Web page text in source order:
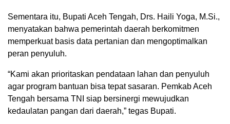
Sementara itu, Bupati Aceh Tengah, Drs. Haili Yoga, M.Si.,
menyatakan bahwa pemerintah daerah berkomitmen
memperkuat basis data pertanian dan mengoptimalkan
peran penyuluh.
“Kami akan prioritaskan pendataan lahan dan penyuluh
agar program bantuan bisa tepat sasaran. Pemkab Aceh
Tengah bersama TNI siap bersinergi mewujudkan
kedaulatan pangan dari daerah,” tegas Bupati.